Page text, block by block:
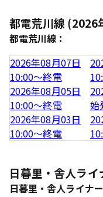
都電荒川線 (2026
都電荒川線：
2026年08月07日
10:00～終電
2026年08月05日
10:00～終電
始
2026年08月03日
10:00～終電
日暮里・舎人ラ
日暮里・舎人ライナー